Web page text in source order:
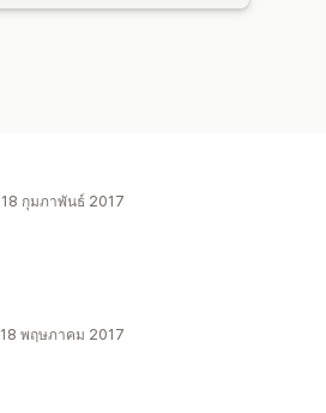
18 กุมภาพันธ์ 2017
18 พฤษภาคม 2017